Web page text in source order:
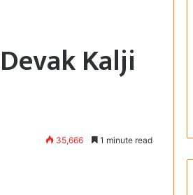
Kalji
35,666 1 minute read